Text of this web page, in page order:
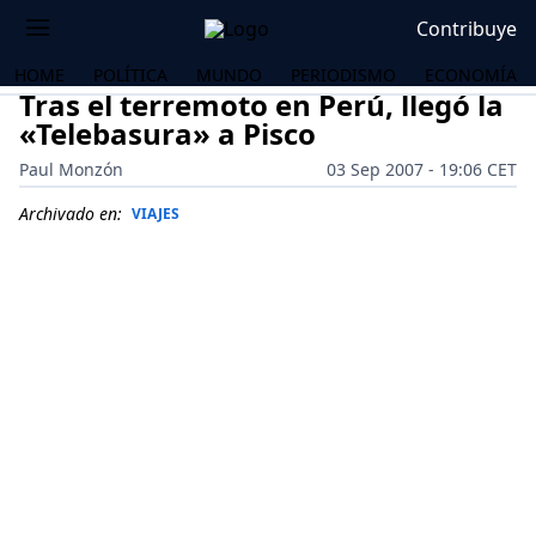
Contribuye
HOME POLÍTICA MUNDO PERIODISMO ECONOMÍA
Tras el terremoto en Perú, llegó la
«Telebasura» a Pisco
Paul Monzón
03 Sep 2007 - 19:06 CET
Archivado en: VIAJES